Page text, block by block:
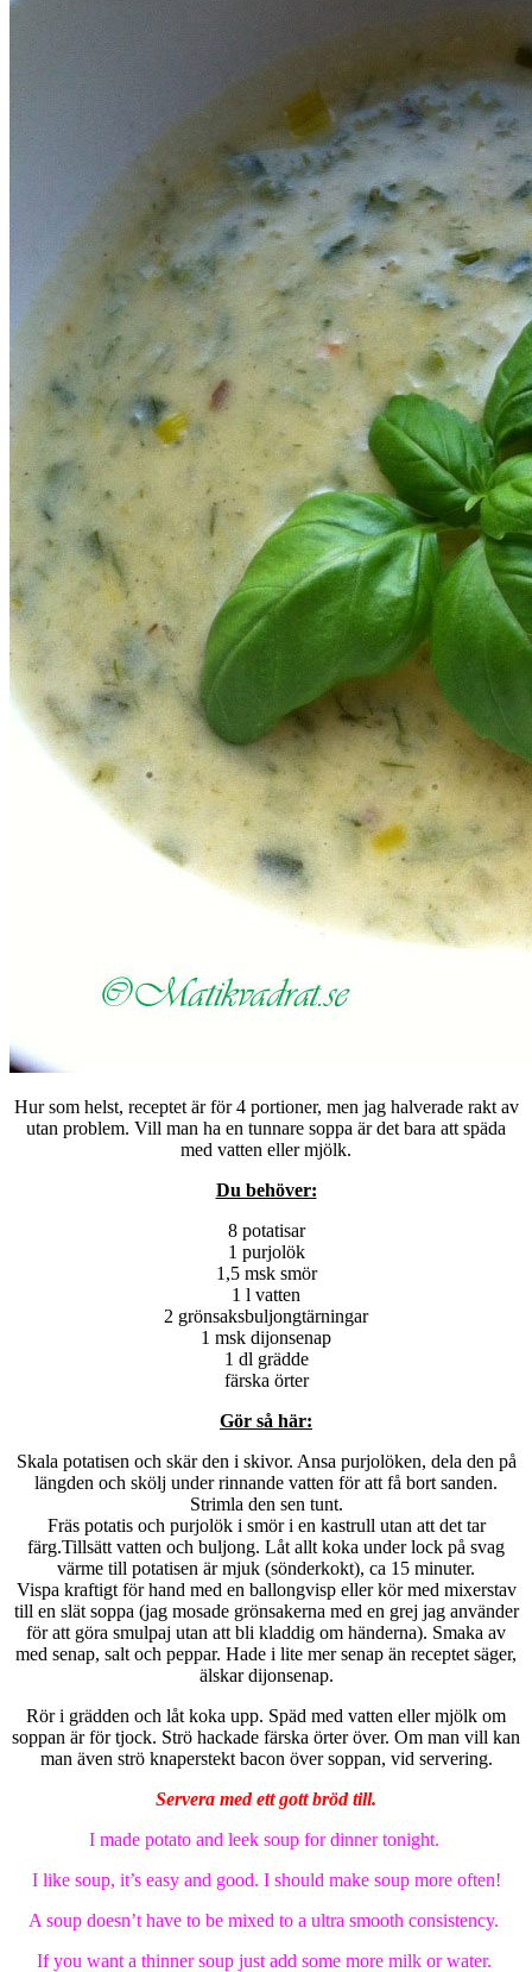
Hur som helst, receptet är för 4 portioner, men jag halverade rakt av
utan problem. Vill man ha en tunnare soppa är det bara att späda
med vatten eller mjölk.
Du behöver:
8 potatisar
1 purjolök
1,5 msk smör
1 l vatten
2 grönsaksbuljongtärningar
1 msk dijonsenap
1 dl grädde
färska örter
Gör så här:
Skala potatisen och skär den i skivor. Ansa purjolöken, dela den på
längden och skölj under rinnande vatten för att få bort sanden.
Strimla den sen tunt.
Fräs potatis och purjolök i smör i en kastrull utan att det tar
färg.Tillsätt vatten och buljong. Låt allt koka under lock på svag
värme till potatisen är mjuk (sönderkokt), ca 15 minuter.
Vispa kraftigt för hand med en ballongvisp eller kör med mixerstav
till en slät soppa (jag mosade grönsakerna med en grej jag använder
för att göra smulpaj utan att bli kladdig om händerna). Smaka av
med senap, salt och peppar. Hade i lite mer senap än receptet säger,
älskar dijonsenap.
Rör i grädden och låt koka upp. Späd med vatten eller mjölk om
soppan är för tjock. Strö hackade färska örter över. Om man vill kan
man även strö knaperstekt bacon över soppan, vid servering.
Servera med ett gott bröd till.
I made potato and leek soup for dinner tonight.
I like soup, it’s easy and good. I should make soup more often!
A soup doesn’t have to be mixed to a ultra smooth consistency.
If you want a thinner soup just add some more milk or water.